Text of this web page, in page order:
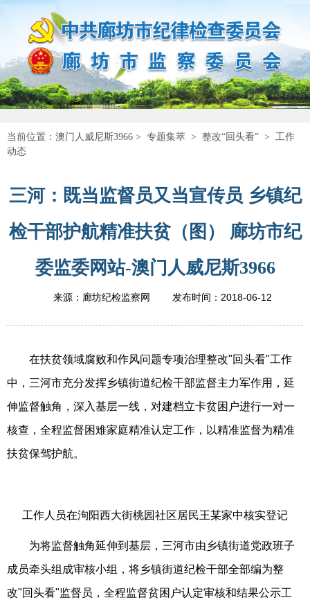
当前位置： 澳门人威尼斯3966 > 专题集萃 > 整改“回头看” > 工作
动态
三河：既当监督员又当宣传员 乡镇纪
检干部护航精准扶贫（图） 廊坊市纪
委监委网站-澳门人威尼斯3966
来源：廊坊纪检监察网 发布时间： 2018-06-12
在扶贫领域腐败和作风问题专项治理整改"回头看"工作
中，三河市充分发挥乡镇街道纪检干部监督主力军作用，延
伸监督触角，深入基层一线，对建档立卡贫困户进行一对一
核查，全程监督困难家庭精准认定工作，以精准监督为精准
扶贫保驾护航。
工作人员在泃阳西大街桃园社区居民王某家中核实登记
为将监督触角延伸到基层，三河市由乡镇街道党政班子
成员牵头组成审核小组，将乡镇街道纪检干部全部编为整
改"回头看"监督员，全程监督贫困户认定审核和结果公示工